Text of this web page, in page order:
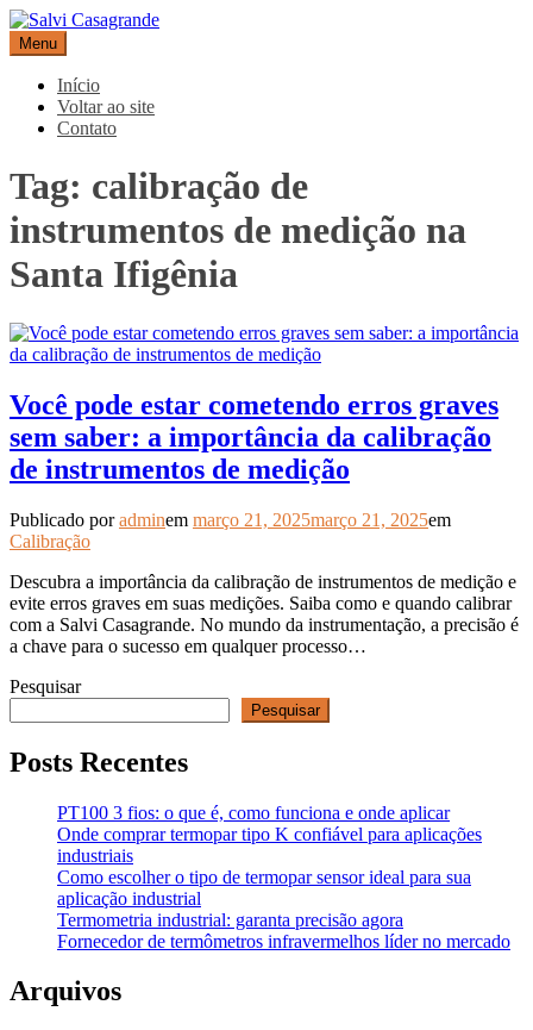
Pular
para
o
conteúdo
Salvi Casagrande
Especialistas em equipamentos de medição e automação
Menu
Início
Voltar ao site
Contato
Tag: calibração de
instrumentos de medição na
Santa Ifigênia
Você pode estar cometendo erros graves
sem saber: a importância da calibração
de instrumentos de medição
Publicado poradminem março 21, 2025março 21, 2025em
Calibração
Descubra a importância da calibração de instrumentos de medição e
evite erros graves em suas medições. Saiba como e quando calibrar
com a Salvi Casagrande. No mundo da instrumentação, a precisão é
a chave para o sucesso em qualquer processo…
Pesquisar
Pesquisar
Posts Recentes
PT100 3 fios: o que é, como funciona e onde aplicar
Onde comprar termopar tipo K confiável para aplicações
industriais
Como escolher o tipo de termopar sensor ideal para sua
aplicação industrial
Termometria industrial: garanta precisão agora
Fornecedor de termômetros infravermelhos líder no mercado
Arquivos